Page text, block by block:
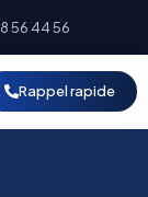
56 44 56
Rappel rapide